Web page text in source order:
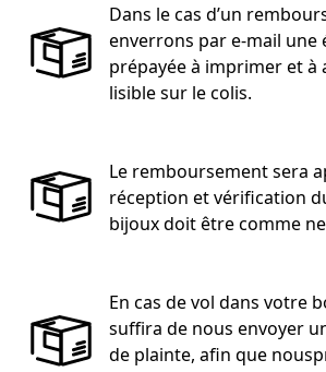
Dans le cas d’un
enverrons par e-mail une
prépayée à imprimer et à
lisible sur le colis.
Le remboursement sera
réception et vérification
bijoux doit être comme
En cas de vol dans votre
suffira de nous envoyer
de plainte, afin que